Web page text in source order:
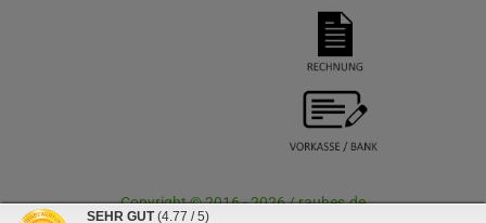
Copyright © 2016 - 2026 / rauhes.de
SEHR GUT (4.77 / 5)